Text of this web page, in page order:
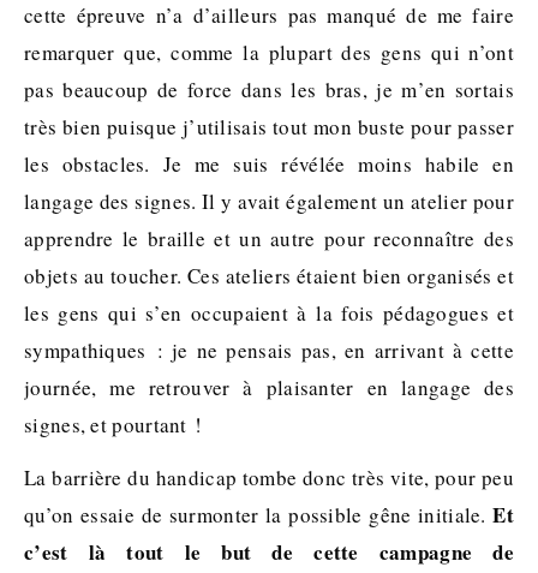
cette épreuve n’a d’ailleurs pas manqué de me faire
remarquer que, comme la plupart des gens qui n’ont
pas beaucoup de force dans les bras, je m’en sortais
très bien puisque j’utilisais tout mon buste pour passer
les obstacles. Je me suis révélée moins habile en
langage des signes. Il y avait également un atelier pour
apprendre le braille et un autre pour reconnaître des
objets au toucher. Ces ateliers étaient bien organisés et
les gens qui s’en occupaient à la fois pédagogues et
sympathiques : je ne pensais pas, en arrivant à cette
journée, me retrouver à plaisanter en langage des
signes, et pourtant !
La barrière du handicap tombe donc très vite, pour peu
qu’on essaie de surmonter la possible gêne initiale. Et
c’est là tout le but de cette campagne de